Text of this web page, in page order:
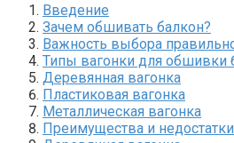
Введение
Зачем обшивать балкон?​
Важность выбора
Типы вагонки для обшивки
Деревянная вагонка
Пластиковая вагонка
Металлическая вагонка
Преимущества и